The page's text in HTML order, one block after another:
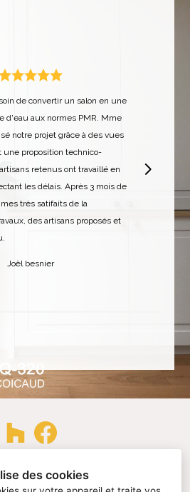
des cookies
de convertir un salon en une
d'eau aux normes PMR. Mme
notre projet grâce à des vues
une proposition technico-
retenus ont travaillé en
les délais. Après 3 mois de
très satifaits de la
des artisans proposés et
Joël besnier
Nantes